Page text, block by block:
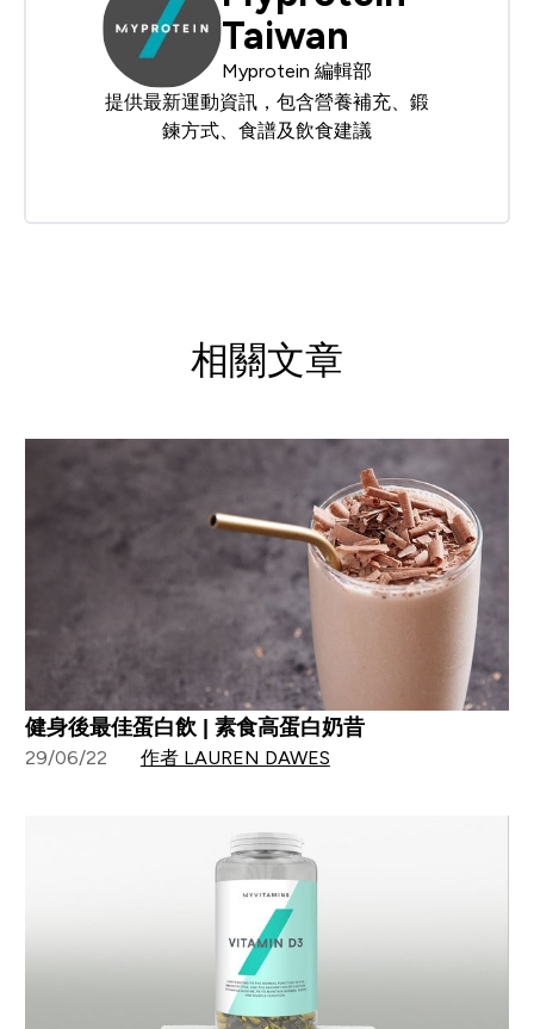
Taiwan
Myprotein 編輯部
提供最新運動資訊，包含營養補充、鍛
鍊方式、食譜及飲食建議
相關文章
健身後最佳蛋白飲 | 素食高蛋白奶昔
29/06/22 作者 LAUREN DAWES